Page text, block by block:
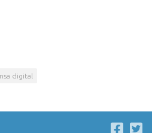
digital